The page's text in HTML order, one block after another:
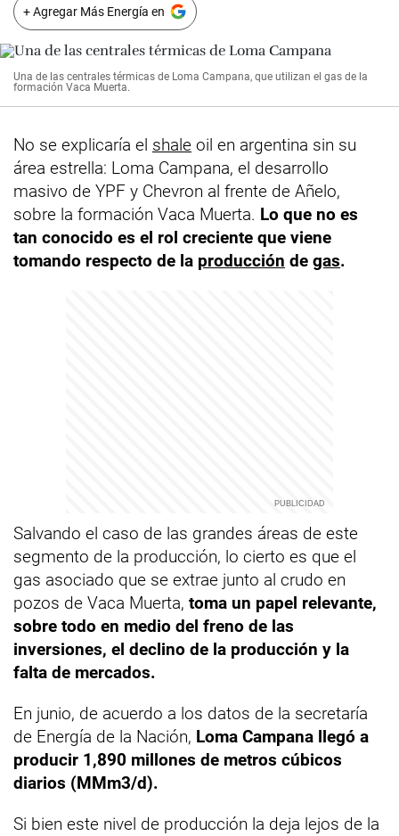
+ Agregar Más Energía en
Una de las centrales térmicas de Loma Campana, que utilizan el gas de la
formación Vaca Muerta.
No se explicaría el shale oil en argentina sin su
área estrella: Loma Campana, el desarrollo
masivo de YPF y Chevron al frente de Añelo,
sobre la formación Vaca Muerta. Lo que no es
tan conocido es el rol creciente que viene
tomando respecto de la producción de gas.
Salvando el caso de las grandes áreas de este
segmento de la producción, lo cierto es que el
gas asociado que se extrae junto al crudo en
pozos de Vaca Muerta, toma un papel relevante,
sobre todo en medio del freno de las
inversiones, el declino de la producción y la
falta de mercados.
En junio, de acuerdo a los datos de la secretaría
de Energía de la Nación, Loma Campana llegó a
producir 1,890 millones de metros cúbicos
diarios (MMm3/d).
Si bien este nivel de producción la deja lejos de la